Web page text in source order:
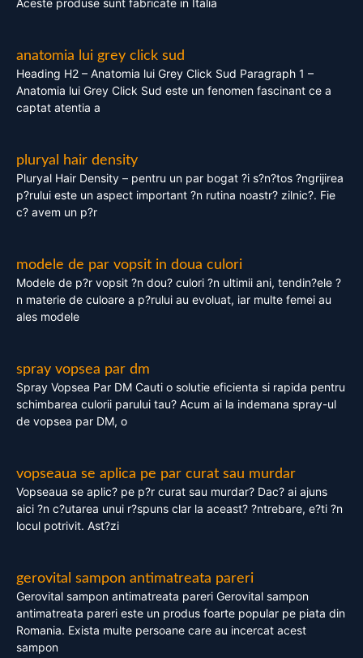
Aceste produse sunt fabricate in Italia
anatomia lui grey click sud
Heading H2 – Anatomia lui Grey Click Sud Paragraph 1 –
Anatomia lui Grey Click Sud este un fenomen fascinant ce a
captat atentia a
pluryal hair density
Pluryal Hair Density – pentru un par bogat ?i s?n?tos ?ngrijirea
p?rului este un aspect important ?n rutina noastr? zilnic?. Fie
c? avem un p?r
modele de par vopsit in doua culori
Modele de p?r vopsit ?n dou? culori ?n ultimii ani, tendin?ele ?
n materie de culoare a p?rului au evoluat, iar multe femei au
ales modele
spray vopsea par dm
Spray Vopsea Par DM Cauti o solutie eficienta si rapida pentru
schimbarea culorii parului tau? Acum ai la indemana spray-ul
de vopsea par DM, o
vopseaua se aplica pe par curat sau murdar
Vopseaua se aplic? pe p?r curat sau murdar? Dac? ai ajuns
aici ?n c?utarea unui r?spuns clar la aceast? ?ntrebare, e?ti ?n
locul potrivit. Ast?zi
gerovital sampon antimatreata pareri
Gerovital sampon antimatreata pareri Gerovital sampon
antimatreata pareri este un produs foarte popular pe piata din
Romania. Exista multe persoane care au incercat acest
sampon